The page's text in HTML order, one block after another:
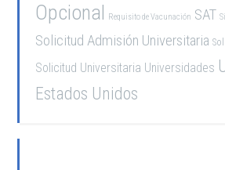
Opcional Requisito de Vacunación SAT
Solicitud Admisión Universitaria
Solicitud Universitaria Universidades
Estados Unidos